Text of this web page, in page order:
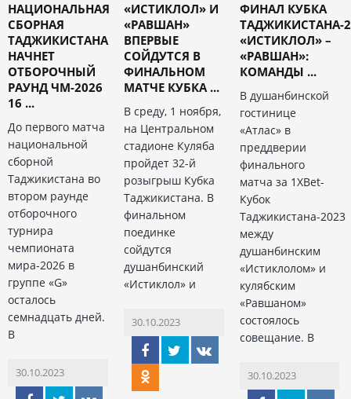
НАЦИОНАЛЬНАЯ
СБОРНАЯ
ТАДЖИКИСТАНА
НАЧНЕТ
ОТБОРОЧНЫЙ
РАУНД ЧМ-2026
16 ...
До первого матча
национальной
сборной
Таджикистана во
втором раунде
отборочного
турнира
чемпионата
мира-2026 в
группе «G»
осталось
семнадцать дней.
В
30.10.2023
«ИСТИКЛОЛ» И
«РАВШАН»
ВПЕРВЫЕ
СОЙДУТСЯ В
ФИНАЛЬНОМ
МАТЧЕ КУБКА ...
В среду, 1 ноября,
на Центральном
стадионе Куляба
пройдет 32-й
розыгрыш Кубка
Таджикистана. В
финальном
поединке
сойдутся
душанбинский
«Истиклол» и
30.10.2023
ФИНАЛ КУБКА
ТАДЖИКИСТАНА-
«ИСТИКЛОЛ» –
«РАВШАН»:
КОМАНДЫ ...
В душанбинской
гостинице
«Атлас» в
преддверии
финального
матча за 1XBet-
Кубок
Таджикистана-2023
между
душанбинским
«Истиклолом» и
кулябским
«Равшаном»
состоялось
совещание. В
30.10.2023